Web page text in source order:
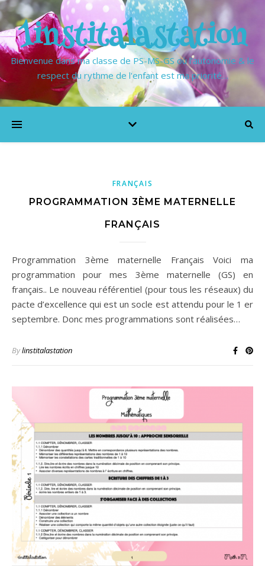
1institalastation
Bienvenue dans ma classe de PS-MS-GS où l'autonomie & le
respect du rythme de l'enfant est ma priorité…
FRANÇAIS
PROGRAMMATION 3ÈME MATERNELLE
FRANÇAIS
Programmation 3ème maternelle Français Voici ma
programmation pour mes 3ème maternelle (GS) en
français.. Le nouveau référentiel (pour tous les réseaux) du
pacte d’excellence qui est un socle est attendu pour le 1 er
septembre. Donc mes programmations sont réalisées…
Bylinstitalastation